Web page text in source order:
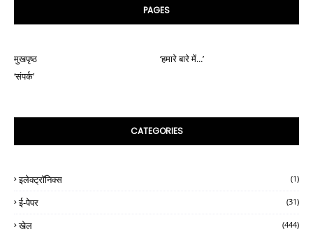
PAGES
मुखपृष्ठ
‘हमारे बारे में...’
‘संपर्क’
CATEGORIES
इलेक्ट्रॉनिक्स (1)
ई-पेपर (31)
खेल (444)